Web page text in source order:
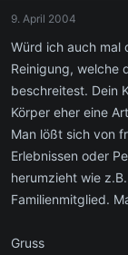
9. April 2004
Würd ich auch mal
Reinigung, welche
beschreitest. Dein
Körper eher eine
Man lößt sich von
Erlebnissen oder
herumzieht wie
Familienmitglied.
Gruss